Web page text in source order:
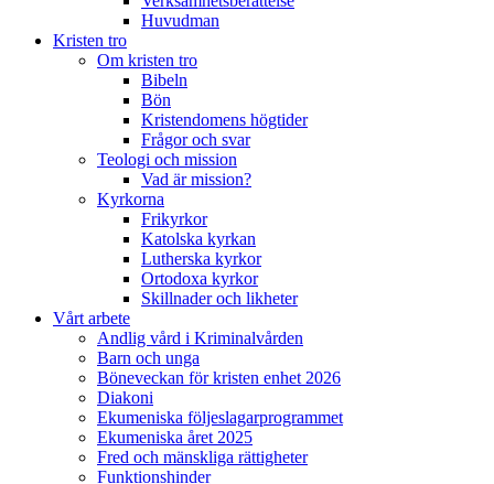
Huvudman
Kristen tro
Om kristen tro
Bibeln
Bön
Kristendomens högtider
Frågor och svar
Teologi och mission
Vad är mission?
Kyrkorna
Frikyrkor
Katolska kyrkan
Lutherska kyrkor
Ortodoxa kyrkor
Skillnader och likheter
Vårt arbete
Andlig vård i Kriminalvården
Barn och unga
Böneveckan för kristen enhet 2026
Diakoni
Ekumeniska följeslagarprogrammet
Ekumeniska året 2025
Fred och mänskliga rättigheter
Funktionshinder